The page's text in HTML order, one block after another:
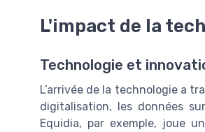
L'impact de la
Technologie et
L’arrivée de la technologie a
digitalisation, les données
Equidia, par exemple, joue